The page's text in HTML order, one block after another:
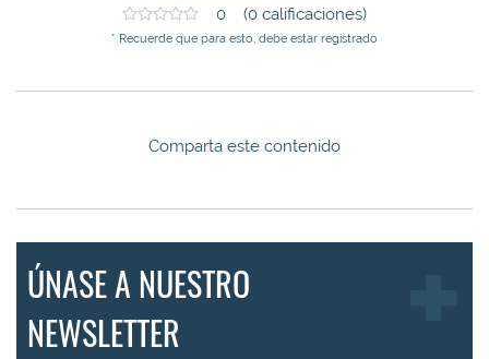
0 (0 calificaciones)
* Recuerde que para esto, debe estar registrado
Comparta este contenido
ÚNASE A NUESTRO
NEWSLETTER